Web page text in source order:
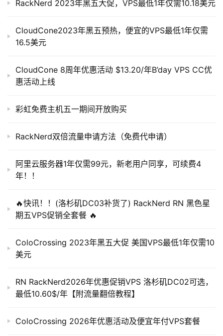
导
https://lowendtalk.com/discussion/206701/new-
location-now-live-toronto-canada
倍。或者把订单号回复本帖，我帮你申请翻倍。
Order: 邮件里看 10位数
全国延迟测试：
RackNerd 2023年黑五大促，VPS最低1年仅需10.18美元
CloudCone2023年黑五预热，便宜的VPS最低1年仅需
16.5美元
CloudCone 8周年优惠活动 $13.20/年B’day VPS CC优
惠活动上线
彩虹免费主机五一期间开放购买
RackNerd双倍流量申请方法（免费代申请）
阿里云服务器1年仅需99元，新老用户同享，可续费4
年！！
🔥快讯！！(洛杉矶DC03补货了) RackNerd RN 黑色星
期五VPS促销全套餐 🔥
ColoCrossing 2023年黑五大促 美国VPS最低1年仅需10
美元
RN RackNerd2026年优惠促销VPS 洛杉矶DC02可选，
最低10.60$/年【附流量翻倍教程】
ColoCrossing 2026年优惠活动及便宜年付VPS套餐